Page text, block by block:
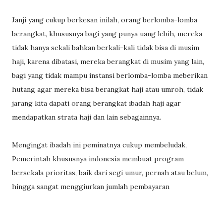
Janji yang cukup berkesan inilah, orang berlomba-lomba
berangkat, khususnya bagi yang punya uang lebih, mereka
tidak hanya sekali bahkan berkali-kali tidak bisa di musim
haji, karena dibatasi, mereka berangkat di musim yang lain,
bagi yang tidak mampu instansi berlomba-lomba meberikan
hutang agar mereka bisa berangkat haji atau umroh, tidak
jarang kita dapati orang berangkat ibadah haji agar
mendapatkan strata haji dan lain sebagainnya.
Mengingat ibadah ini peminatnya cukup membeludak,
Pemerintah khususnya indonesia membuat program
bersekala prioritas, baik dari segi umur, pernah atau belum,
hingga sangat menggiurkan jumlah pembayaran